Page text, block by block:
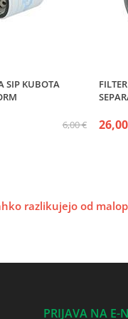
SIP KUBOTA
6,00 €
razlikujejo od
PRIJAVA NA E-